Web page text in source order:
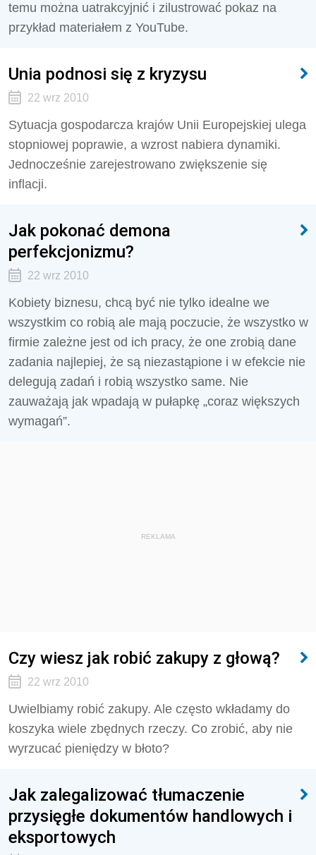
temu można uatrakcyjnić i zilustrować pokaz na
przykład materiałem z YouTube.
Unia podnosi się z kryzysu
22 wrz 2010
Sytuacja gospodarcza krajów Unii Europejskiej ulega
stopniowej poprawie, a wzrost nabiera dynamiki.
Jednocześnie zarejestrowano zwiększenie się
inflacji.
Jak pokonać demona
perfekcjonizmu?
22 wrz 2010
Kobiety biznesu, chcą być nie tylko idealne we
wszystkim co robią ale mają poczucie, że wszystko w
firmie zależne jest od ich pracy, że one zrobią dane
zadania najlepiej, że są niezastąpione i w efekcie nie
delegują zadań i robią wszystko same. Nie
zauważają jak wpadają w pułapkę „coraz większych
wymagań”.
REKLAMA
Czy wiesz jak robić zakupy z głową?
22 wrz 2010
Uwielbiamy robić zakupy. Ale często wkładamy do
koszyka wiele zbędnych rzeczy. Co zrobić, aby nie
wyrzucać pieniędzy w błoto?
Jak zalegalizować tłumaczenie
przysięgłe dokumentów handlowych i
eksportowych